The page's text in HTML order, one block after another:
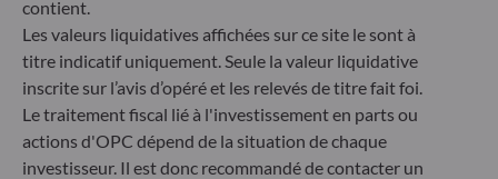
par la commission de Surveillance du Secteur Financier
(CSSF)
Communiqué sur les sanctions européennes contre la
Russie
contient.
Les valeurs liquidatives affichées sur ce site le sont à
titre indicatif uniquement. Seule la valeur liquidative
inscrite sur l’avis d’opéré et les relevés de titre fait foi.
Le traitement fiscal lié à l'investissement en parts ou
actions d'OPC dépend de la situation de chaque
investisseur. Il est donc recommandé de contacter un